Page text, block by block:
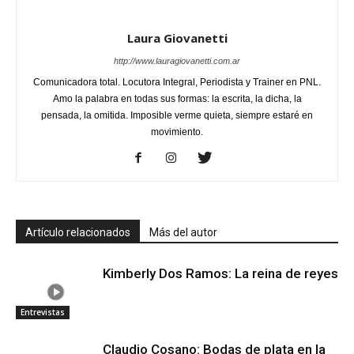
Laura Giovanetti
http://www.lauragiovanetti.com.ar
Comunicadora total. Locutora Integral, Periodista y Trainer en PNL.
Amo la palabra en todas sus formas: la escrita, la dicha, la
pensada, la omitida. Imposible verme quieta, siempre estaré en
movimiento.
Artículo relacionados Más del autor
Entrevistas
Kimberly Dos Ramos: La reina de reyes
Claudio Cosano: Bodas de plata en la